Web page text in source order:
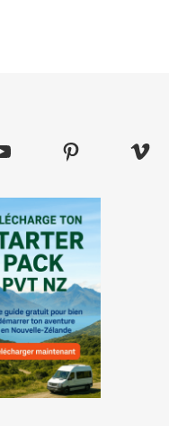
Pinterest